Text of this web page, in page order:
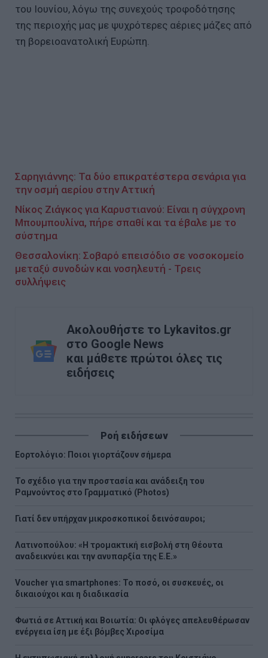
του Ιουνίου, λόγω της συνεχούς τροφοδότησης
της περιοχής μας με ψυχρότερες αέριες μάζες από
τη βορειοανατολική Ευρώπη.
Σαρηγιάννης: Τα δύο επικρατέστερα σενάρια για
την οσμή αερίου στην Αττική
Νίκος Ζιάγκος για Καρυστιανού: Είναι η σύγχρονη
Μπουμπουλίνα, πήρε σπαθί και τα έβαλε με το
σύστημα
Θεσσαλονίκη: Σοβαρό επεισόδιο σε νοσοκομείο
μεταξύ συνοδών και νοσηλευτή - Τρεις
συλλήψεις
Ακολουθήστε το Lykavitos.gr
στο Google News
και μάθετε πρώτοι όλες τις
ειδήσεις
Ροή ειδήσεων
Εορτολόγιο: Ποιοι γιορτάζουν σήμερα
Το σχέδιο για την προστασία και ανάδειξη του
Ραμνούντος στο Γραμματικό (Photos)
Γιατί δεν υπήρχαν μικροσκοπικοί δεινόσαυροι;
Λατινοπούλου: «Η τρομακτική εισβολή στη Θέουτα
αναδεικνύει και την ανυπαρξία της Ε.Ε.»
Voucher για smartphones: Το ποσό, οι συσκευές, οι
δικαιούχοι και η διαδικασία
Φωτιά σε Αττική και Βοιωτία: Οι φλόγες απελευθέρωσαν
ενέργεια ίση με έξι βόμβες Χιροσίμα